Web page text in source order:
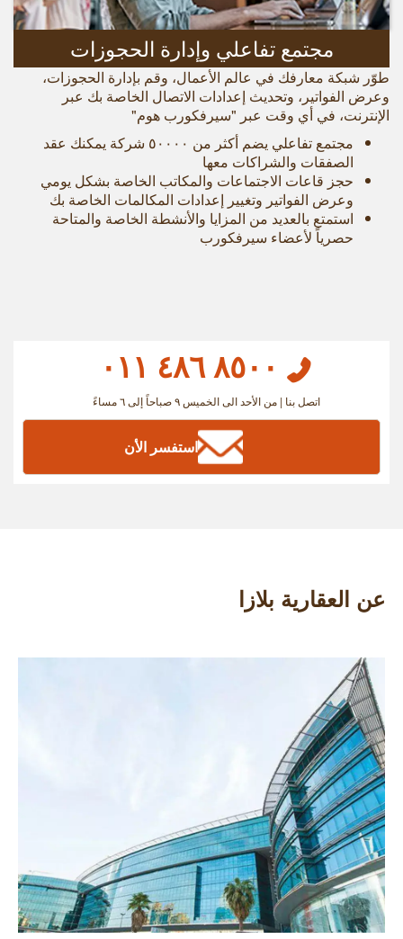
مجتمع تفاعلي وإدارة الحجوزات
طوّر شبكة معارفك في عالم الأعمال، وقم بإدارة الحجوزات،
وعرض الفواتير، وتحديث إعدادات الاتصال الخاصة بك عبر
الإنترنت، في أي وقت عبر "سيرفكورب هوم"
مجتمع تفاعلي يضم أكثر من ٥۰۰۰۰ شركة يمكنك عقد
الصفقات والشراكات معها
حجز قاعات الاجتماعات والمكاتب الخاصة بشكل يومي
وعرض الفواتير وتغيير إعدادات المكالمات الخاصة بك
استمتع بالعديد من المزايا والأنشطة الخاصة والمتاحة
حصرياً لأعضاء سيرفكورب
٨٥٠٠ ٤٨٦ ٠١١
اتصل بنا | من الأحد الى الخميس ٩ صباحاً إلى ٦ مساءً
استفسر الأن
عن العقارية بلازا